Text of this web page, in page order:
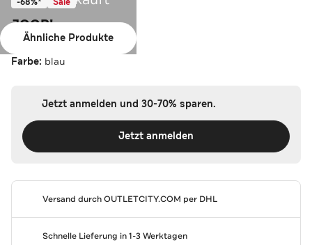
Ähnliche Produkte
JOOP!
Strickjacke 'Pirmon' blau
Farbe: blau
Jetzt anmelden und 30-70% sparen.
Jetzt anmelden
Versand durchOUTLETCITY.COM per DHL
Schnelle Lieferung in 1-3 Werktagen